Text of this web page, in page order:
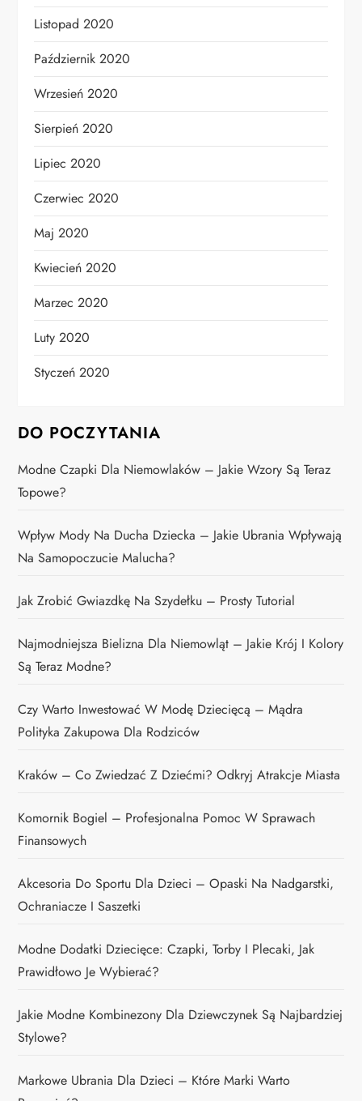
Listopad 2020
Październik 2020
Wrzesień 2020
Sierpień 2020
Lipiec 2020
Czerwiec 2020
Maj 2020
Kwiecień 2020
Marzec 2020
Luty 2020
Styczeń 2020
DO POCZYTANIA
Modne Czapki Dla Niemowlaków – Jakie Wzory Są Teraz
Topowe?
Wpływ Mody Na Ducha Dziecka – Jakie Ubrania Wpływają
Na Samopoczucie Malucha?
Jak Zrobić Gwiazdkę Na Szydełku – Prosty Tutorial
Najmodniejsza Bielizna Dla Niemowląt – Jakie Krój I Kolory
Są Teraz Modne?
Czy Warto Inwestować W Modę Dziecięcą – Mądra
Polityka Zakupowa Dla Rodziców
Kraków – Co Zwiedzać Z Dziećmi? Odkryj Atrakcje Miasta
Komornik Bogiel – Profesjonalna Pomoc W Sprawach
Finansowych
Akcesoria Do Sportu Dla Dzieci – Opaski Na Nadgarstki,
Ochraniacze I Saszetki
Modne Dodatki Dziecięce: Czapki, Torby I Plecaki, Jak
Prawidłowo Je Wybierać?
Jakie Modne Kombinezony Dla Dziewczynek Są Najbardziej
Stylowe?
Markowe Ubrania Dla Dzieci – Które Marki Warto